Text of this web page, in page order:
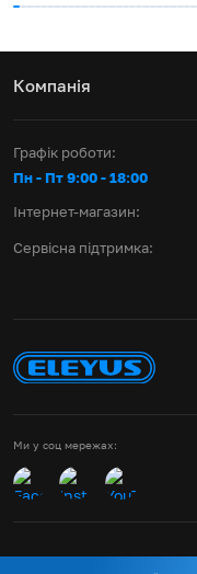
Компанія
Графік роботи:
Пн - Пт 9:00 - 18:00
Інтернет-магазин:
Сервісна підтримка:
Ми у соц мережах: